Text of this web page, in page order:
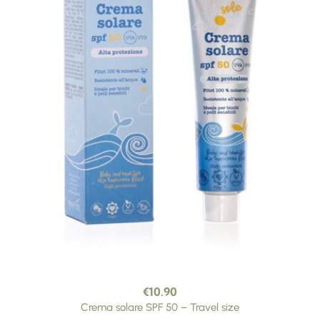
€10.90
Crema solare SPF 50 – Travel size